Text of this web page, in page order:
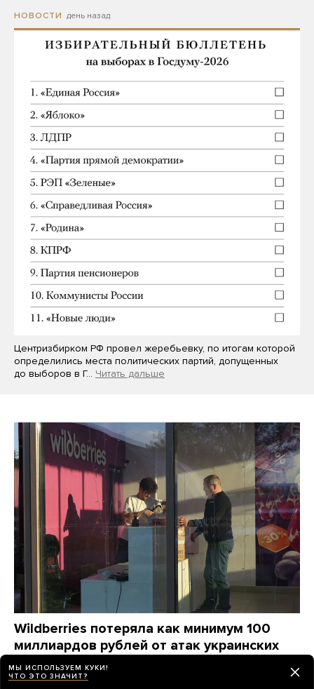
НОВОСТИ день назад
Центризбирком РФ провел жеребьевку, по итогам которой
определились места политических партий, допущенных
до выборов в Г… Читать дальше
Wildberries потеряла как минимум 100
миллиардов рублей от атак украинских
дронов. Компания станет убыточной
на годы, ей придется «переизобретать
МЫ ИСПОЛЬЗУЕМ КУКИ!
ЧТО ЭТО ЗНАЧИТ?